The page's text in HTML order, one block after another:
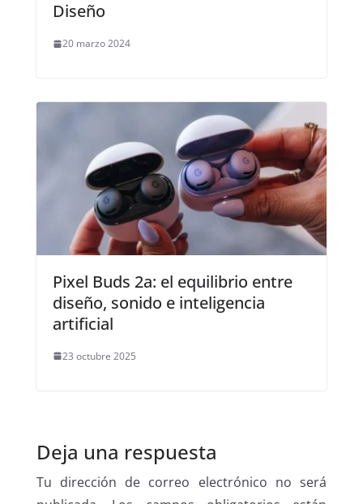
Diseño
20 marzo 2024
Pixel Buds 2a: el equilibrio entre
diseño, sonido e inteligencia
artificial
23 octubre 2025
Deja una respuesta
Tu dirección de correo electrónico no será